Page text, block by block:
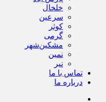
خلخال
سرعین
کوثر
گرمی
مشکین‌شهر
نمین
نیر
تماس با ما
درباره ما